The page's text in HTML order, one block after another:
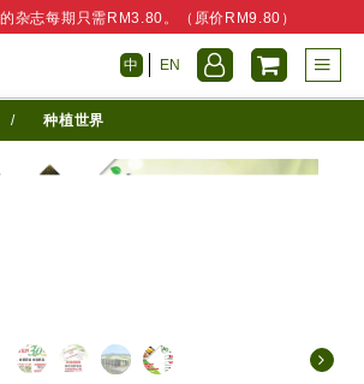
杂志每期只需RM3.80。（原价RM9.80）
中 EN
/ 种植世界